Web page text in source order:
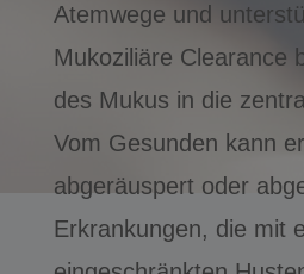
Atemwege und
Mukoziliäre Clearance
des Mukus in die
Vom Gesunden kann
abgeräuspert oder
Erkrankungen, die mit